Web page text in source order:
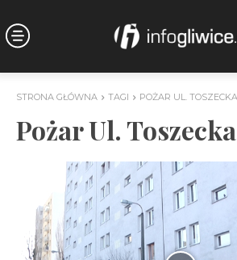
STRONA GŁÓWNA TAGI POŻAR UL. TOSZECKA
Pożar Ul. Toszecka